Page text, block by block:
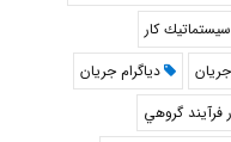
سيستماتيك كار
جريان
دياگرام جريان
فرآيند گروهي